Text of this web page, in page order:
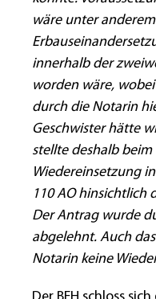
wäre unter
innerhalb der
worden wäre,
durch die Notarin
Geschwister hätte
stellte deshalb
Wiedereinsetzung
110 AO hinsichtlich
Der Antrag wurde
abgelehnt. Auch
Notarin keine